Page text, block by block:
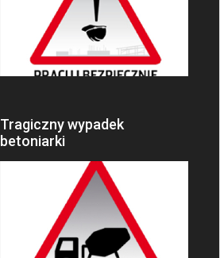
Tragiczny wypadek
betoniarki